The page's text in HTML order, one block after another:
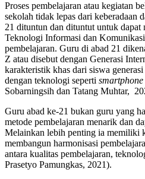
Proses pembelajaran atau kegiatan
sekolah tidak lepas dari keberadaan
21 dituntun dan dituntut untuk dapat
Teknologi Informasi dan
pembelajaran. Guru di abad 21
Z atau disebut dengan Generasi
karakteristik khas dari siswa
dengan teknologi seperti smartphone
Sobarningsih dan Tatang Muhtar,
Guru abad ke-21 bukan guru yang
metode pembelajaran menarik dan
Melainkan lebih penting ia memiliki
membangun harmonisasi
antara kualitas pembelajaran,
Prasetyo Pamungkas, 2021).